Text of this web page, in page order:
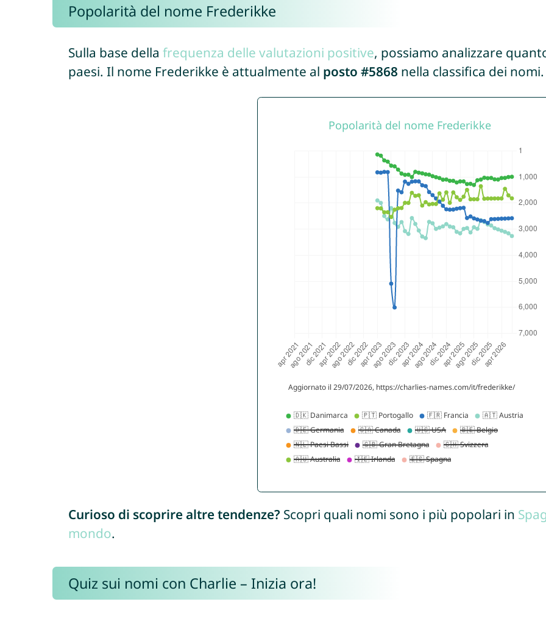
Popolarità del nome Frederikke
Sulla base della frequenza delle valutazioni positive, possiamo analizzare
paesi. Il nome Frederikke è attualmente al posto #5868 nella classifica dei nomi.
Curioso di scoprire altre tendenze? Scopri quali nomi sono i più popolari in
mondo.
Quiz sui nomi con Charlie – Inizia ora!